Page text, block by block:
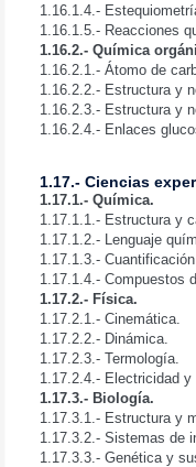
1.16.1.4.-
1.16.1.5.- Reacciones
1.16.2.- Química
1.16.2.1.- Átomo de
1.16.2.2.- Estructura y
1.16.2.3.- Estructura y
1.16.2.4.- Enlaces
1.17.- Ciencias
1.17.1.- Química.
1.17.1.1.- Estructura y
1.17.1.2.- Lenguaje
1.17.1.3.-
1.17.1.4.- Compuestos
1.17.2.- Física.
1.17.2.1.- Cinemática.
1.17.2.2.- Dinámica.
1.17.2.3.- Termología.
1.17.2.4.- Electricidad y
1.17.3.- Biología.
1.17.3.1.- Estructura y
1.17.3.2.- Sistemas de
1.17.3.3.- Genética y